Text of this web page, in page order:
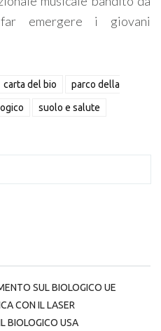
emergere i giovani
carta del bio parco della
suolo e salute
SUL BIOLOGICO UE
CON IL LASER
BIOLOGICO USA